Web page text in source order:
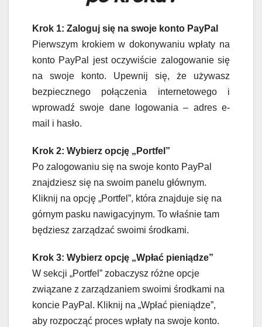
Krok 1: Zaloguj się na swoje konto PayPal
Pierwszym krokiem w dokonywaniu wpłaty na
konto PayPal jest oczywiście zalogowanie się
na swoje konto. Upewnij się, że używasz
bezpiecznego połączenia internetowego i
wprowadź swoje dane logowania – adres e-
mail i hasło.
Krok 2: Wybierz opcję „Portfel”
Po zalogowaniu się na swoje konto PayPal
znajdziesz się na swoim panelu głównym.
Kliknij na opcję „Portfel”, która znajduje się na
górnym pasku nawigacyjnym. To właśnie tam
będziesz zarządzać swoimi środkami.
Krok 3: Wybierz opcję „Wpłać pieniądze”
W sekcji „Portfel” zobaczysz różne opcje
związane z zarządzaniem swoimi środkami na
koncie PayPal. Kliknij na „Wpłać pieniądze”,
aby rozpocząć proces wpłaty na swoje konto.